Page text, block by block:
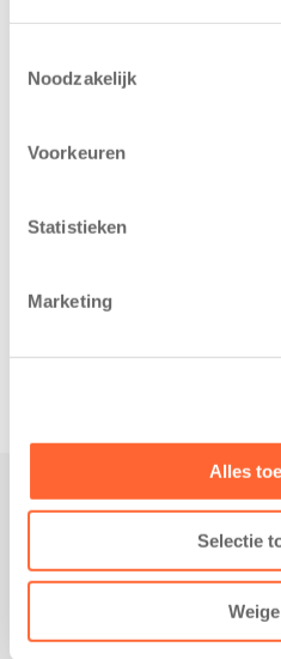
Noodzakelijk
Voorkeuren
Statistieken
Marketing
Alles
Selectie
Eelde trainden
voor de Kids First
kregen een…
Werken bij Kids First
Wijzigen opvangcontract